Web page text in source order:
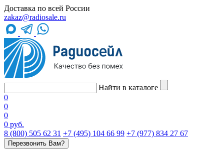
Доставка по всей России
zakaz@radiosale.ru
Найти в каталоге
0
0
0
0 руб.
8 (800) 505 62 31 +7 (495) 104 66 99 +7 (977) 834 27 67
Перезвонить Вам?